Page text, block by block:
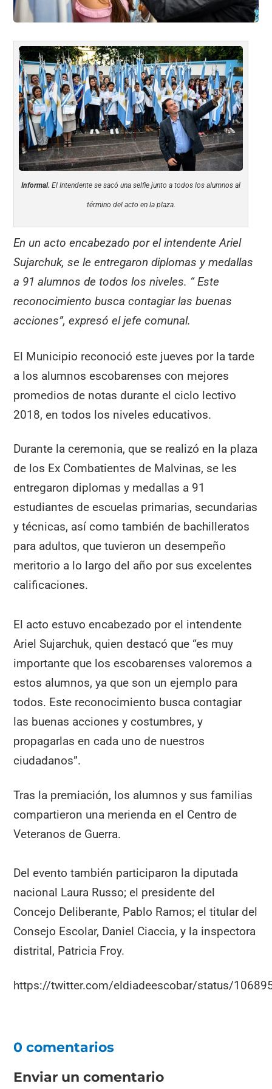
Informal. El Intendente se sacó una selfie junto a todos los alumnos al
término del acto en la plaza.
En un acto encabezado por el intendente Ariel
Sujarchuk, se le entregaron diplomas y medallas
a 91 alumnos de todos los niveles. “ Este
reconocimiento busca contagiar las buenas
acciones”, expresó el jefe comunal.
El Municipio reconoció este jueves por la tarde
a los alumnos escobarenses con mejores
promedios de notas durante el ciclo lectivo
2018, en todos los niveles educativos.
Durante la ceremonia, que se realizó en la plaza
de los Ex Combatientes de Malvinas, se les
entregaron diplomas y medallas a 91
estudiantes de escuelas primarias, secundarias
y técnicas, así como también de bachilleratos
para adultos, que tuvieron un desempeño
meritorio a lo largo del año por sus excelentes
calificaciones.
El acto estuvo encabezado por el intendente
Ariel Sujarchuk, quien destacó que “es muy
importante que los escobarenses valoremos a
estos alumnos, ya que son un ejemplo para
todos. Este reconocimiento busca contagiar
las buenas acciones y costumbres, y
propagarlas en cada uno de nuestros
ciudadanos”.
Tras la premiación, los alumnos y sus familias
compartieron una merienda en el Centro de
Veteranos de Guerra.
Del evento también participaron la diputada
nacional Laura Russo; el presidente del
Concejo Deliberante, Pablo Ramos; el titular del
Consejo Escolar, Daniel Ciaccia, y la inspectora
distrital, Patricia Froy.
https://twitter.com/eldiadeescobar/status/
0 comentarios
Enviar un comentario